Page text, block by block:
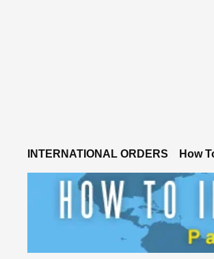
INTERNATIONAL ORDERS How